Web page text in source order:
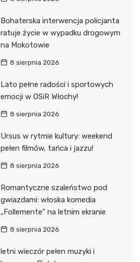
Bohaterska interwencja policjanta
ratuje życie w wypadku drogowym
na Mokotowie
8 sierpnia 2026
Lato pełne radości i sportowych
emocji w OSiR Włochy!
8 sierpnia 2026
Ursus w rytmie kultury: weekend
pełen filmów, tańca i jazzu!
8 sierpnia 2026
Romantyczne szaleństwo pod
gwiazdami: włoska komedia
„Follemente” na letnim ekranie
8 sierpnia 2026
letni wieczór pełen muzyki i